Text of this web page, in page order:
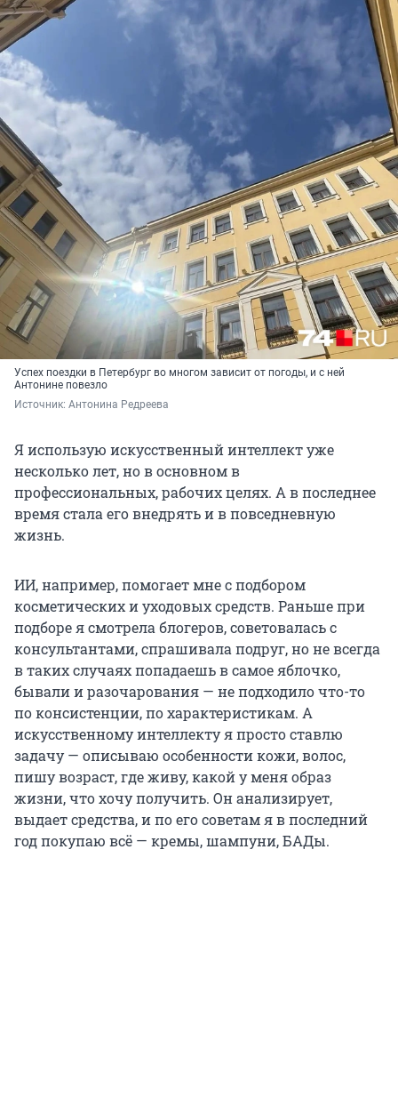
Успех поездки в Петербург во многом зависит от погоды, и с ней
Антонине повезло
Источник: Антонина Редреева
Я использую искусственный интеллект уже
несколько лет, но в основном в
профессиональных, рабочих целях. А в последнее
время стала его внедрять и в повседневную
жизнь.
ИИ, например, помогает мне с подбором
косметических и уходовых средств. Раньше при
подборе я смотрела блогеров, советовалась с
консультантами, спрашивала подруг, но не всегда
в таких случаях попадаешь в самое яблочко,
бывали и разочарования — не подходило что-то
по консистенции, по характеристикам. А
искусственному интеллекту я просто ставлю
задачу — описываю особенности кожи, волос,
пишу возраст, где живу, какой у меня образ
жизни, что хочу получить. Он анализирует,
выдает средства, и по его советам я в последний
год покупаю всё — кремы, шампуни, БАДы.